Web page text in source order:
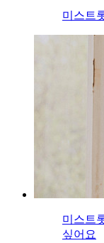
미스트
미스트
싶어요